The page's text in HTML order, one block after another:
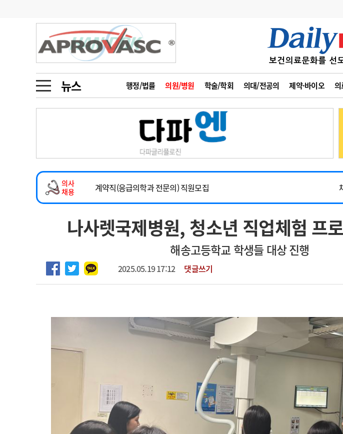
뉴스 행정/법률 의원/병원 학술/학회 의대/전공의 제약·바이오
금주의 검색어
1
의사인력 수급 추계
2
성분명 처방
3
AI의료
4
전공의 모집 결과
6
메디인포 인사 사고
오피니언 칼럼 수첩
인물 초대석 피플
동영상뉴스
포토뉴스
메디 Hospital 지역병원 중소병원
인포메이션 행정처분 판례
고객센터 회사소개 법적고지 광고안내
의사
채용
2026년 하반기 인턴 모집
마취통증의학과 임기제 임상의사 채용
계약직(응급의학과 전문의) 직원모집
하반기 전공의(레지던트1년차) 모집
2026년 하반기 인턴 모집
마취통증의학과 임기제 임상의사 채용
나사렛국제병원, 청소년 직업체험 프
해송고등학교 학생들 대상 진행
2025.05.19 17:12 댓글쓰기